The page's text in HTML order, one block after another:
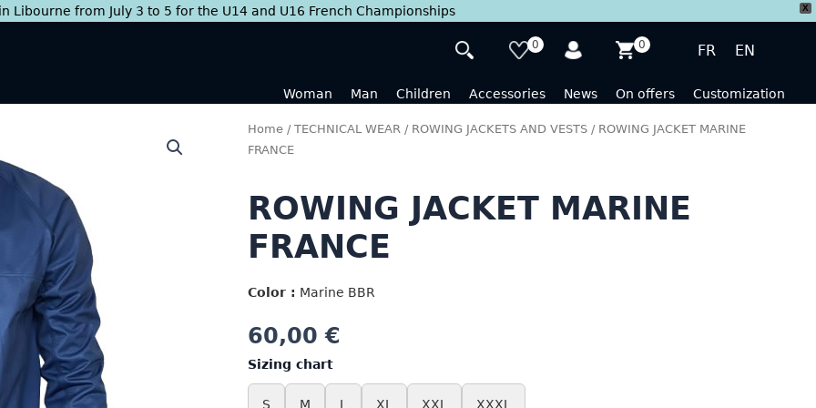
X
Libourne from July 3 to 5 for the U14 and U16 French Championships
0 0 FR EN
Woman Man Children Accessories News On offers Customization
Home / TECHNICAL WEAR / ROWING JACKETS AND VESTS / ROWING JACKET MARINE
FRANCE
ROWING JACKET MARINE
FRANCE
Color : Marine BBR
60,00€
Sizing chart
S M L XL XXL XXXL